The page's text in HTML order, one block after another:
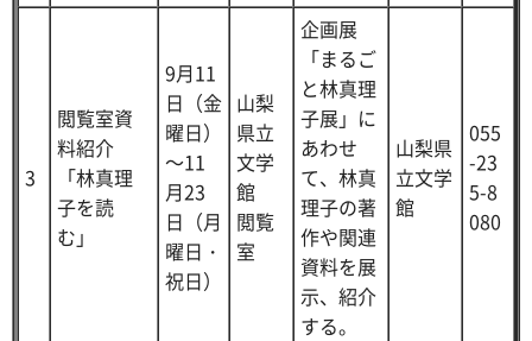
3
閲覧室資
料紹介
「林真理
子を読
む」
9月11
日（金
曜日）
～11
月23
日（月
曜日・
祝日）
山梨
県立
文学
館
閲覧
室
企画展
「まるご
と林真理
子展」に
あわせ
て、林真
理子の著
作や関連
資料を展
示、紹介
する。
山梨県
立文学
館
055
-23
5-8
080